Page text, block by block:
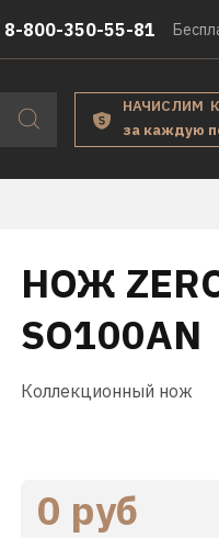
8-800-350-55-81
НАЧИСЛИМ
за каждую
НОЖ
SO100AN
Коллекционный нож
0 руб